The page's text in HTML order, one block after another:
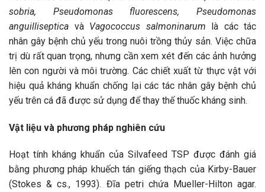
sobria, Pseudomonas fluorescens, Pseudomonas
anguilliseptica và Vagococcus salmoninarum là các tác
nhân gây bệnh chủ yếu trong nuôi trồng thủy sản. Việc chữa
trị dù rất quan trọng, nhưng cần xem xét đến các ảnh hưởng
lên con người và môi trường. Các chiết xuất từ thực vật với
hiệu quả kháng khuẩn chống lại các tác nhân gây bệnh chủ
yếu trên cá đã được sử dụng để thay thế thuốc kháng sinh.
Vật liệu và phương pháp nghiên cứu
Hoạt tính kháng khuẩn của Silvafeed TSP được đánh giá
bằng phương pháp khuếch tán giếng thạch của Kirby-Bauer
(Stokes & cs., 1993). Đĩa petri chứa Mueller-Hilton agar.